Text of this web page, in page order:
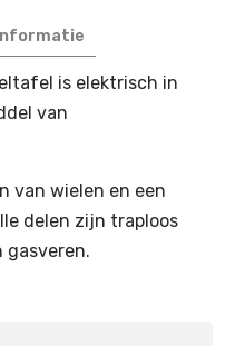
is elektrisch in
van
van wielen en een
delen zijn traploos
gasveren.